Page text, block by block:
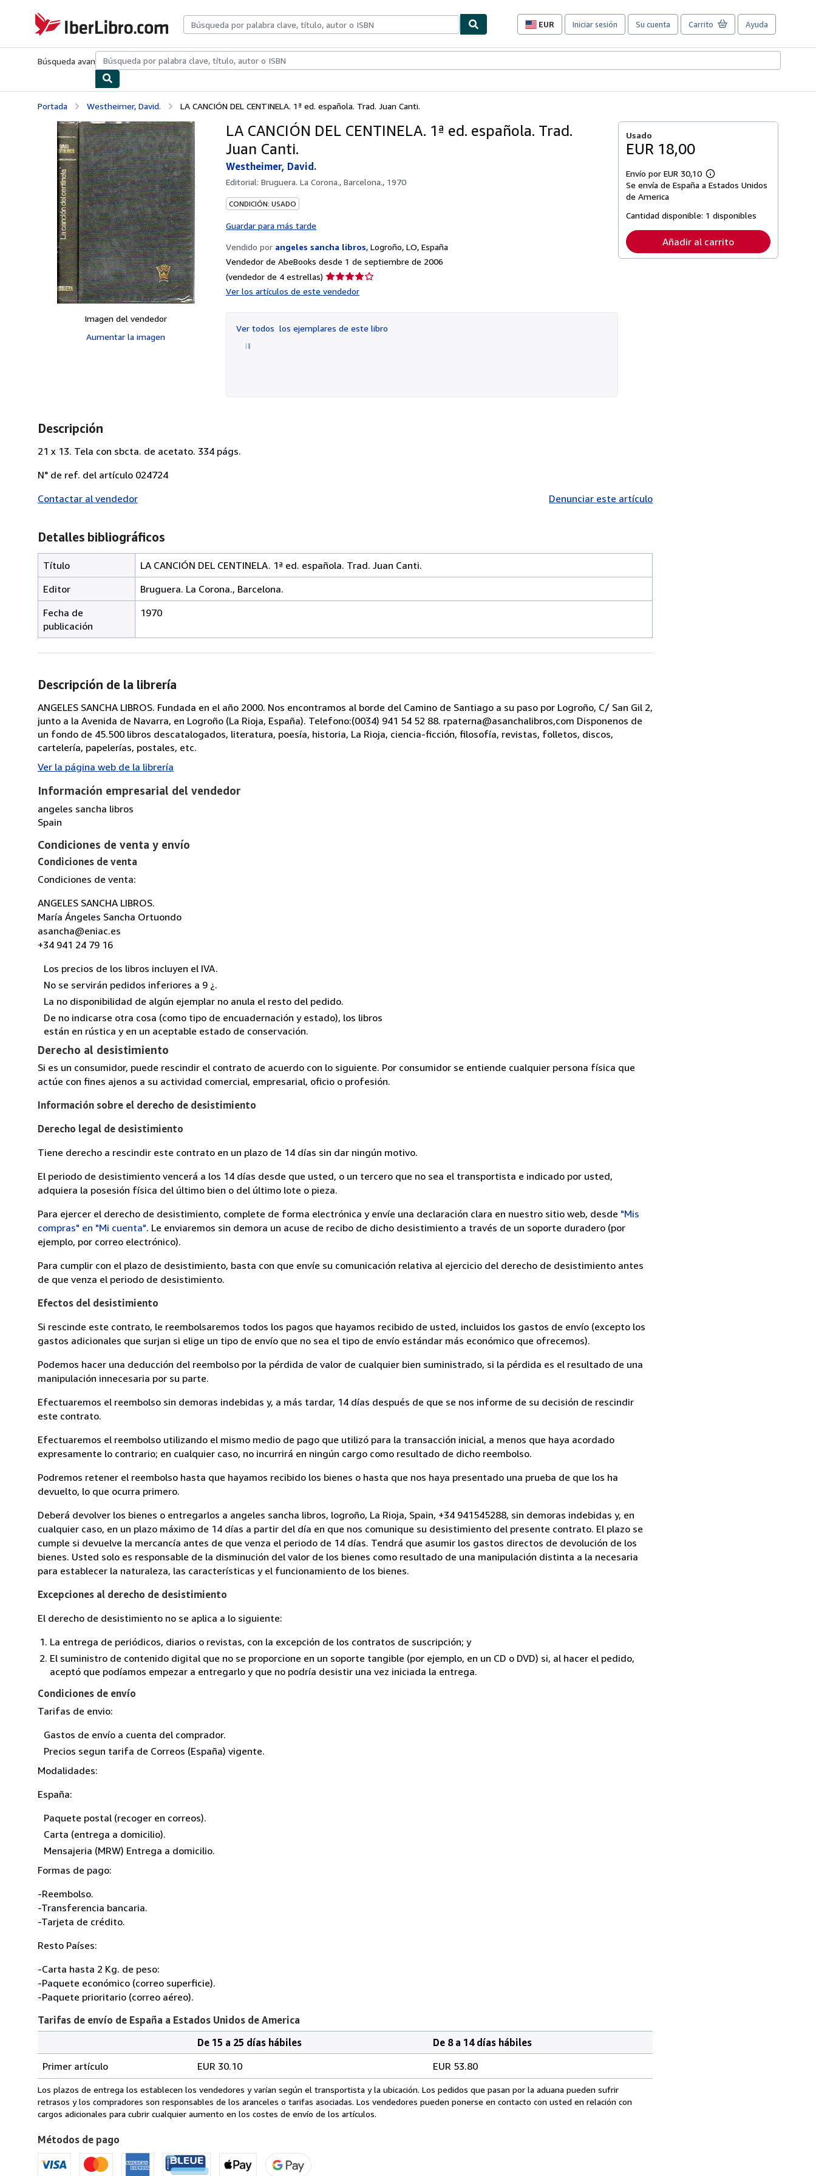
IberLibro.com
EUR
Preferencias
compra
sitio.
Iniciar sesión Su cuenta Carrito Ayuda
Búsqueda avanzadaColecciones Libros antiguosArte y coleccionismo
Portada Westheimer, David. LA CANCIÓN DEL CENTINELA. 1ª ed. española. Trad. Juan Canti.
Imagen del vendedor
Aumentar la imagen
LA CANCIÓN DEL CENTINELA. 1ª ed. española. Trad.
Juan Canti.
Westheimer, David.
Editorial: Bruguera. La Corona., Barcelona., 1970
CONDICIÓN: USADO
Guardar para más tarde
Vendido por angeles sancha libros, Logroño, LO, España
Vendedor de AbeBooks desde 1 de septiembre de 2006
(vendedor de 4 estrellas) Calificación
Ver los artículos de este vendedor
Ver todos los ejemplares de este libro
Usado
EUR 18,00
Envío por EUR 30,10
Más
información
tarifas
envío
Se envía de España a Estados Unidos
de America
Cantidad disponible: 1 disponibles
Añadir al carrito
Descripción
21 x 13. Tela con sbcta. de acetato. 334 págs.
N° de ref. del artículo 024724
Contactar al vendedor
Denunciar este artículo
Detalles bibliográficos
Título
LA CANCIÓN DEL CENTINELA. 1ª ed. española. Trad. Juan Canti.
Editor
Bruguera. La Corona., Barcelona.
Fecha de
publicación
1970
Descripción de la librería
ANGELES SANCHA LIBROS. Fundada en el año 2000. Nos encontramos al borde del Camino de Santiago a su paso por Logroño, C/ San Gil 2,
junto a la Avenida de Navarra, en Logroño (La Rioja, España). Telefono:(0034) 941 54 52 88. rpaterna@asanchalibros,com Disponenos de
un fondo de 45.500 libros descatalogados, literatura, poesía, historia, La Rioja, ciencia-ficción, filosofía, revistas, folletos, discos,
cartelería, papelerías, postales, etc.
Ver la página web de la librería
Información empresarial del vendedor
angeles sancha libros
Spain
Condiciones de venta y envío
Condiciones de venta
Condiciones de venta:
ANGELES SANCHA LIBROS.
María Ángeles Sancha Ortuondo
asancha@eniac.es
+34 941 24 79 16
Los precios de los libros incluyen el IVA.
No se servirán pedidos inferiores a 9 ¿.
La no disponibilidad de algún ejemplar no anula el resto del pedido.
De no indicarse otra cosa (como tipo de encuadernación y estado), los libros
están en rústica y en un aceptable estado de conservación.
Derecho al desistimiento
Si es un consumidor, puede rescindir el contrato de acuerdo con lo siguiente. Por consumidor se entiende cualquier persona física que
actúe con fines ajenos a su actividad comercial, empresarial, oficio o profesión.
Información sobre el derecho de desistimiento
Derecho legal de desistimiento
Tiene derecho a rescindir este contrato en un plazo de 14 días sin dar ningún motivo.
El periodo de desistimiento vencerá a los 14 días desde que usted, o un tercero que no sea el transportista e indicado por usted,
adquiera la posesión física del último bien o del último lote o pieza.
Para ejercer el derecho de desistimiento, complete de forma electrónica y envíe una declaración clara en nuestro sitio web, desde "Mis
compras" en "Mi cuenta". Le enviaremos sin demora un acuse de recibo de dicho desistimiento a través de un soporte duradero (por
ejemplo, por correo electrónico).
Para cumplir con el plazo de desistimiento, basta con que envíe su comunicación relativa al ejercicio del derecho de desistimiento antes
de que venza el periodo de desistimiento.
Efectos del desistimiento
Si rescinde este contrato, le reembolsaremos todos los pagos que hayamos recibido de usted, incluidos los gastos de envío (excepto los
gastos adicionales que surjan si elige un tipo de envío que no sea el tipo de envío estándar más económico que ofrecemos).
Podemos hacer una deducción del reembolso por la pérdida de valor de cualquier bien suministrado, si la pérdida es el resultado de una
manipulación innecesaria por su parte.
Efectuaremos el reembolso sin demoras indebidas y, a más tardar, 14 días después de que se nos informe de su decisión de rescindir
este contrato.
Efectuaremos el reembolso utilizando el mismo medio de pago que utilizó para la transacción inicial, a menos que haya acordado
expresamente lo contrario; en cualquier caso, no incurrirá en ningún cargo como resultado de dicho reembolso.
Podremos retener el reembolso hasta que hayamos recibido los bienes o hasta que nos haya presentado una prueba de que los ha
devuelto, lo que ocurra primero.
Deberá devolver los bienes o entregarlos a angeles sancha libros, logroño, La Rioja, Spain, +34 941545288, sin demoras indebidas y, en
cualquier caso, en un plazo máximo de 14 días a partir del día en que nos comunique su desistimiento del presente contrato. El plazo se
cumple si devuelve la mercancía antes de que venza el periodo de 14 días. Tendrá que asumir los gastos directos de devolución de los
bienes. Usted solo es responsable de la disminución del valor de los bienes como resultado de una manipulación distinta a la necesaria
para establecer la naturaleza, las características y el funcionamiento de los bienes.
Excepciones al derecho de desistimiento
El derecho de desistimiento no se aplica a lo siguiente:
La entrega de periódicos, diarios o revistas, con la excepción de los contratos de suscripción; y
El suministro de contenido digital que no se proporcione en un soporte tangible (por ejemplo, en un CD o DVD) si, al hacer el pedido,
aceptó que podíamos empezar a entregarlo y que no podría desistir una vez iniciada la entrega.
Condiciones de envío
Tarifas de envio:
Gastos de envío a cuenta del comprador.
Precios segun tarifa de Correos (España) vigente.
Modalidades:
España:
Paquete postal (recoger en correos).
Carta (entrega a domicilio).
Mensajeria (MRW) Entrega a domicilio.
Formas de pago:
-Reembolso.
-Transferencia bancaria.
-Tarjeta de crédito.
Resto Países:
-Carta hasta 2 Kg. de peso:
-Paquete económico (correo superficie).
-Paquete prioritario (correo aéreo).
Tarifas de envío de España a Estados Unidos de America
de
envío
de
España
Estados
Unidos
de
pedido
De 15 a 25 días hábiles
De 8 a 14 días hábiles
Primer artículo
EUR 30.10 EUR 53.80
Los plazos de entrega los establecen los vendedores y varían según el transportista y la ubicación. Los pedidos que pasan por la aduana pueden sufrir
retrasos y los compradores son responsables de los aranceles o tarifas asociadas. Los vendedores pueden ponerse en contacto con usted en relación con
cargos adicionales para cubrir cualquier aumento en los costes de envío de los artículos.
Métodos de pago